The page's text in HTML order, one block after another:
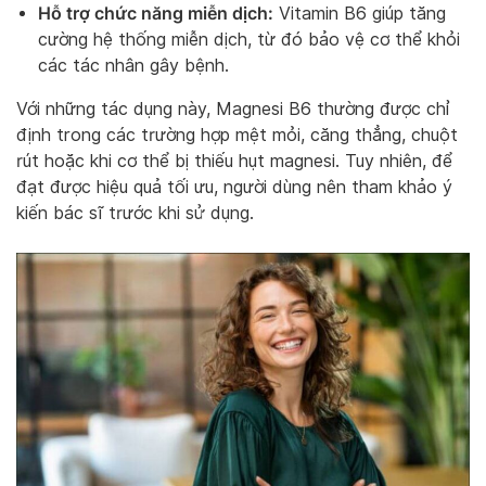
Hỗ trợ chức năng miễn dịch: Vitamin B6 giúp tăng
cường hệ thống miễn dịch, từ đó bảo vệ cơ thể khỏi
các tác nhân gây bệnh.
Với những tác dụng này, Magnesi B6 thường được chỉ
định trong các trường hợp mệt mỏi, căng thẳng, chuột
rút hoặc khi cơ thể bị thiếu hụt magnesi. Tuy nhiên, để
đạt được hiệu quả tối ưu, người dùng nên tham khảo ý
kiến bác sĩ trước khi sử dụng.